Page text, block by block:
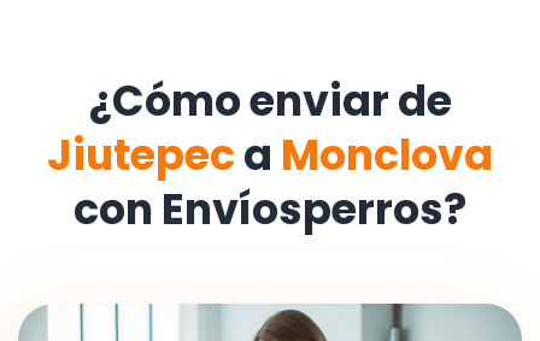
¿Cómo enviar de
Jiutepeca Monclova
con Envíosperros?